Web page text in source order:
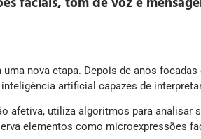
nova etapa. Depois de anos
artificial capazes de
afetiva, utiliza algoritmos para
elementos como microexpressões